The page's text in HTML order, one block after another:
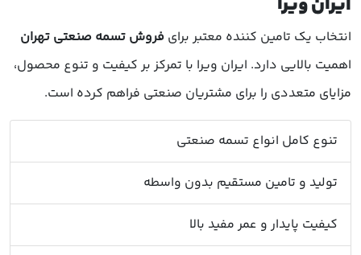
انتخاب یک تامین کننده معتبر برای فروش تسمه صنعتی تهران
اهمیت بالایی دارد. ایران ویرا با تمرکز بر کیفیت و تنوع محصول،
مزایای متعددی را برای مشتریان صنعتی فراهم کرده است.
تنوع کامل انواع تسمه صنعتی
تولید و تامین مستقیم بدون واسطه
کیفیت پایدار و عمر مفید بالا